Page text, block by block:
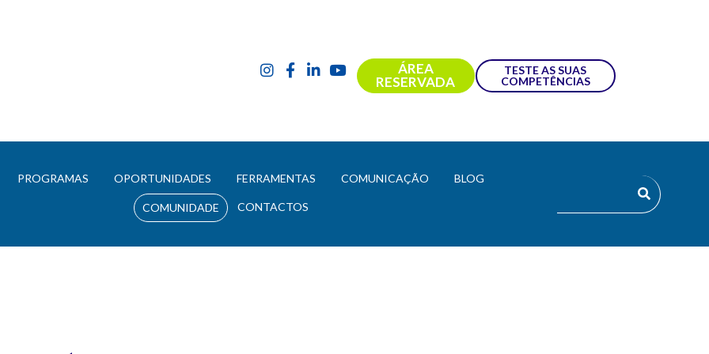
ÁREA
RESERVADA
TESTE AS SUAS
COMPETÊNCIAS
PROGRAMAS OPORTUNIDADES FERRAMENTAS COMUNICAÇÃO BLOG
COMUNIDADE CONTACTOS